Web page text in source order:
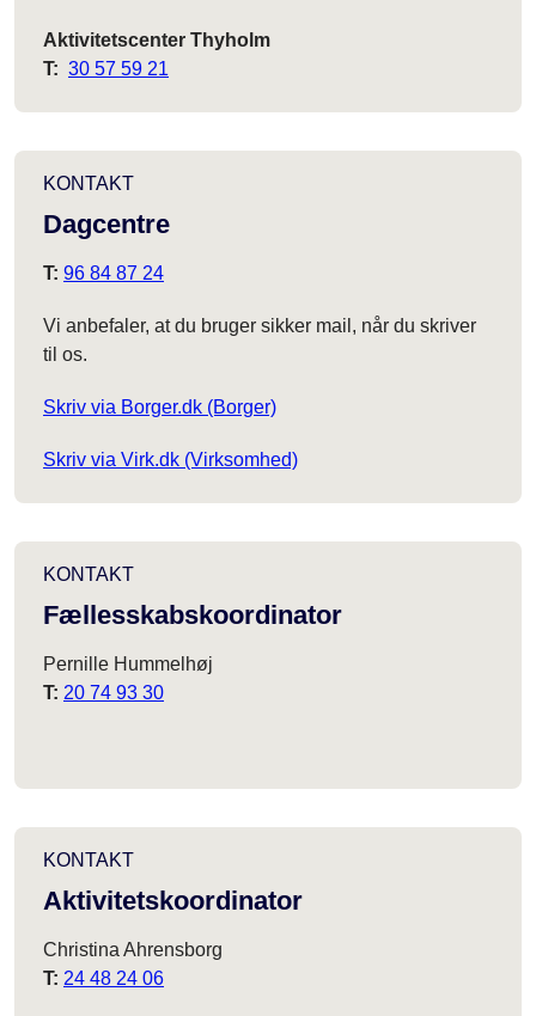
Aktivitetscenter Thyholm
T: 30 57 59 21
KONTAKT
Dagcentre
T: 96 84 87 24
Vi anbefaler, at du bruger sikker mail, når du skriver
til os.
Skriv via Borger.dk (Borger)
Skriv via Virk.dk (Virksomhed)
KONTAKT
Fællesskabskoordinator
Pernille Hummelhøj
T: 20 74 93 30
KONTAKT
Aktivitetskoordinator
Christina Ahrensborg
T: 24 48 24 06